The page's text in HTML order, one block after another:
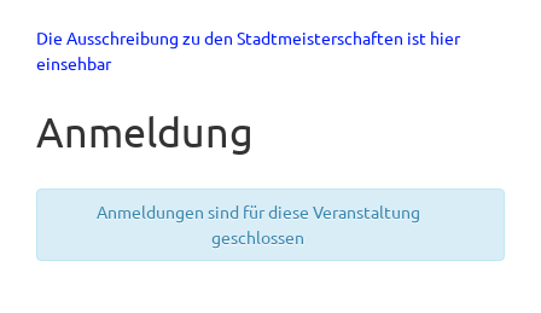
Die Ausschreibung zu den Stadtmeisterschaften ist hier
einsehbar
Anmeldung
Anmeldungen sind für diese Veranstaltung
geschlossen